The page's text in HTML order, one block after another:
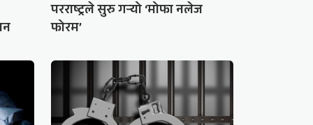
परराष्ट्रले सुरु गर्‍यो ‘मोफा नलेज
फोरम’